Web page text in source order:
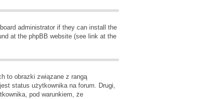
administrator if they can install the
at the phpBB website (see link at the
to obrazki związane z rangą
status użytkownika na forum. Drugi,
pod warunkiem, że